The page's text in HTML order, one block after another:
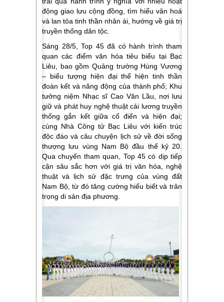
động giao lưu cộng đồng, tìm hiểu văn hoá
và lan tỏa tinh thần nhân ái, hướng về giá trị
truyền thống dân tộc.
Sáng 28/5, Top 45 đã có hành trình tham
quan các điểm văn hóa tiêu biểu tại Bạc
Liêu, bao gồm Quảng trường Hùng Vương
– biểu tượng hiện đại thể hiện tinh thần
đoàn kết và năng động của thành phố; Khu
tưởng niệm Nhạc sĩ Cao Văn Lầu , nơi lưu
giữ và phát huy nghệ thuật cải lương truyền
thống gắn kết giữa cổ điển và hiện đại;
cùng Nhà Công tử Bạc Liêu với kiến trúc
độc đáo và câu chuyện lịch sử về đời sống
thượng lưu vùng Nam Bộ đầu thế kỷ 20.
Qua chuyến tham quan, Top 45 có dịp tiếp
cận sâu sắc hơn với giá trị văn hóa, nghệ
thuật và lịch sử đặc trưng của vùng đất
Nam Bộ, từ đó tăng cường hiểu biết và trân
trọng di sản địa phương.